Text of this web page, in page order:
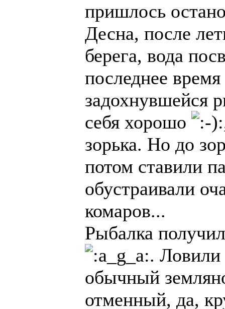
пришлось
Десна, после
берега, вода
последнее
задохнувшейся
себя хорошо
зорька. Но до
потом ставили
обустраивали
комаров...
Рыбалка
. Ловили
обычный
отменный, да,